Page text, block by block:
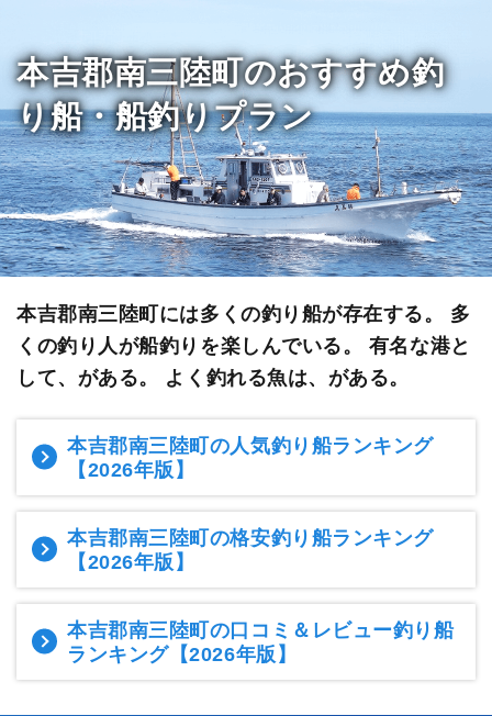
本吉郡南三陸町のおすすめ釣
り船・船釣りプラン
本吉郡南三陸町には多くの釣り船が存在する。 多
くの釣り人が船釣りを楽しんでいる。 有名な港と
して、がある。 よく釣れる魚は、がある。
本吉郡南三陸町の人気釣り船ランキング
【2026年版】
本吉郡南三陸町の格安釣り船ランキング
【2026年版】
本吉郡南三陸町の口コミ＆レビュー釣り船
ランキング【2026年版】